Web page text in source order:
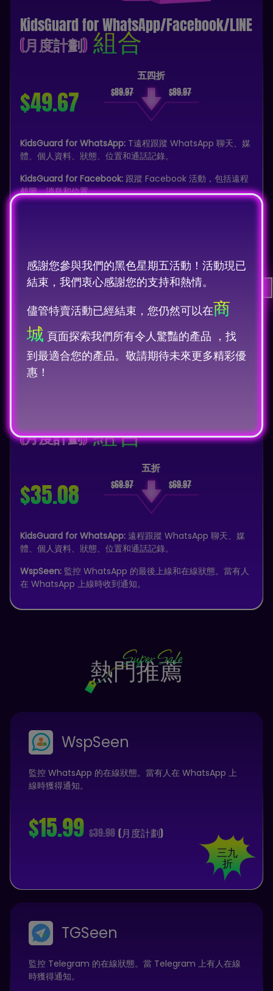
KidsGuard for WhatsApp/Facebook/LINE
組合
(月度計劃)
五四折
$49.67
KidsGuard for WhatsApp: T遠程跟蹤 WhatsApp 聊天、媒
體、個人資料、狀態、位置和通話記錄。
KidsGuard for Facebook: 跟蹤 Facebook 活動，包括遠程
截圖、消息和位置。
專業的 WhatsApp 跟蹤器
組合
(月度計劃)
五折
$35.08
KidsGuard for WhatsApp: 遠程跟蹤 WhatsApp 聊天、媒
體、個人資料、狀態、位置和通話記錄。
WspSeen: 監控 WhatsApp 的最後上線和在線狀態。當有人
在 WhatsApp 上線時收到通知。
熱門推薦
Super Sale
三九
折
WspSeen
監控 WhatsApp 的在線狀態。當有人在 WhatsApp 上
線時獲得通知。
$15.99 $39.98 (月度計劃)
TGSeen
監控 Telegram 的在線狀態。當 Telegram 上有人在線
時獲得通知。
感謝您參與我們的黑色星期五活動！活動現已
結束，我們衷心感謝您的支持和熱情。
儘管特賣活動已經結束，您仍然可以在商
城 頁面探索我們所有令人驚豔的產品 ，找
到最適合您的產品。敬請期待未來更多精彩優
惠！